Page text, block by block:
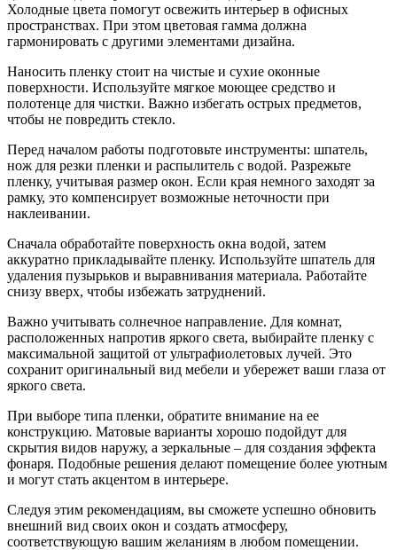
Холодные цвета помогут освежить интерьер в офисных
пространствах. При этом цветовая гамма должна
гармонировать с другими элементами дизайна.
Наносить пленку стоит на чистые и сухие оконные
поверхности. Используйте мягкое моющее средство и
полотенце для чистки. Важно избегать острых предметов,
чтобы не повредить стекло.
Перед началом работы подготовьте инструменты: шпатель,
нож для резки пленки и распылитель с водой. Разрежьте
пленку, учитывая размер окон. Если края немного заходят за
рамку, это компенсирует возможные неточности при
наклеивании.
Сначала обработайте поверхность окна водой, затем
аккуратно прикладывайте пленку. Используйте шпатель для
удаления пузырьков и выравнивания материала. Работайте
снизу вверх, чтобы избежать затруднений.
Важно учитывать солнечное направление. Для комнат,
расположенных напротив яркого света, выбирайте пленку с
максимальной защитой от ультрафиолетовых лучей. Это
сохранит оригинальный вид мебели и убережет ваши глаза от
яркого света.
При выборе типа пленки, обратите внимание на ее
конструкцию. Матовые варианты хорошо подойдут для
скрытия видов наружу, а зеркальные – для создания эффекта
фонаря. Подобные решения делают помещение более уютным
и могут стать акцентом в интерьере.
Следуя этим рекомендациям, вы сможете успешно обновить
внешний вид своих окон и создать атмосферу,
соответствующую вашим желаниям в любом помещении.